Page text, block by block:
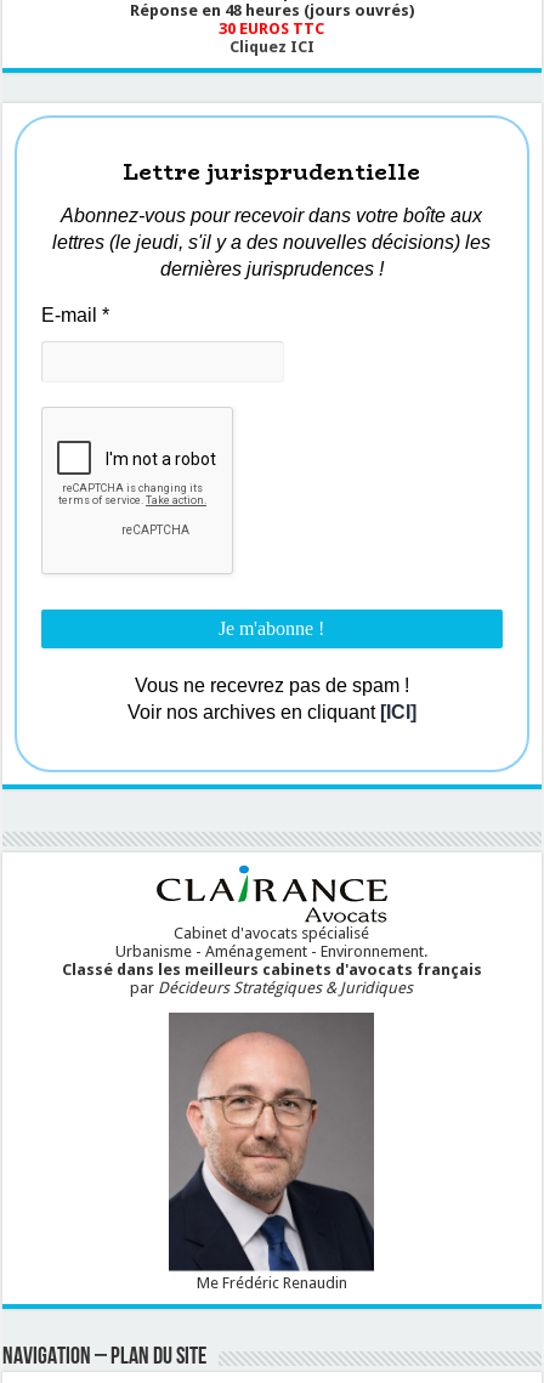
Réponse en 48 heures (jours ouvrés)
30 EUROS TTC
Cliquez ICI
Lettre jurisprudentielle
Abonnez-vous pour recevoir dans votre boîte aux
lettres (le jeudi, s'il y a des nouvelles décisions) les
dernières jurisprudences !
E-mail*
Vous ne recevrez pas de spam !
Voir nos archives en cliquant [ICI]
Cabinet d'avocats spécialisé
Urbanisme - Aménagement - Environnement.
Classé dans les meilleurs cabinets d'avocats français
par Décideurs Stratégiques & Juridiques
Me Frédéric Renaudin
NAVIGATION – PLAN DU SITE